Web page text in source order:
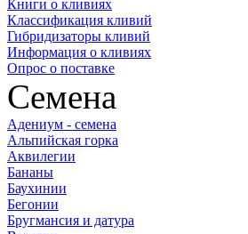
Книги о кливиях
Классификация кливий
Гибридизаторы кливий
Информация о кливиях
Опрос о поставке
Семена
Адениум - семена
Альпийская горка
Аквилегии
Бананы
Баухинии
Бегонии
Бругмансия и датура